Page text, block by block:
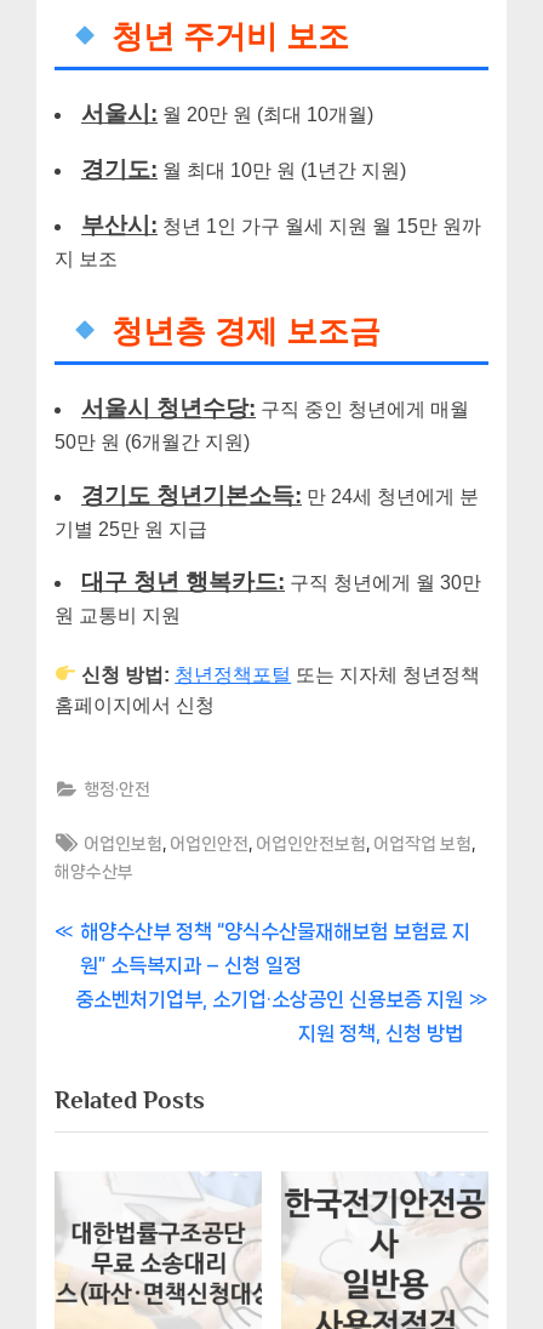
청년 주거비 보조
서울시: 월 20만 원 (최대 10개월)
경기도: 월 최대 10만 원 (1년간 지원)
부산시: 청년 1인 가구 월세 지원 월 15만 원까
지 보조
청년층 경제 보조금
서울시 청년수당: 구직 중인 청년에게 매월
50만 원 (6개월간 지원)
경기도 청년기본소득: 만 24세 청년에게 분
기별 25만 원 지급
대구 청년 행복카드: 구직 청년에게 월 30만
원 교통비 지원
신청 방법: 청년정책포털 또는 지자체 청년정책
홈페이지에서 신청
행정·안전
Tags:
어업인보험 어업인안전 어업인안전보험 어업작업 보험
해양수산부
글
내
게
이
P
r
e
o
u
o
t
해양수산부 정책 “양식수산물재해보험 보험료 지
원” 소득복지과 – 신청 일정
N
t
P
t
중소벤처기업부, 소기업·소상공인 신용보증 지원
지원 정책, 신청 방법
Related Posts